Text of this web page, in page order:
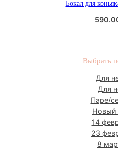
Бокал для
Выбрать
Для
Для
Паре/
Новый
14
23
8